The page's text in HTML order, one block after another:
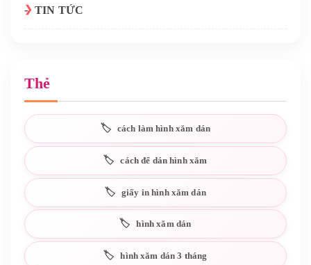
TIN TỨC
Thẻ
cách làm hình xăm dán
cách để dán hình xăm
giấy in hình xăm dán
hình xăm dán
hình xăm dán 3 tháng